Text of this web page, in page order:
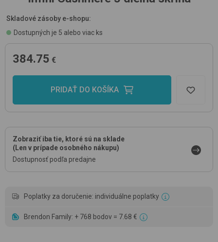
Skladové zásoby e-shopu:
Dostupných je 5 alebo viac ks
384.75 €
PRIDAŤ DO KOŠÍKA
Zobraziť iba tie, ktoré sú na sklade
(Len v prípade osobného nákupu)
Dostupnosť podľa predajne
Poplatky za doručenie: individuálne poplatky
Brendon Family: + 768 bodov = 7.68 €